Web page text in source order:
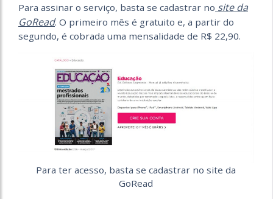
Para assinar o serviço, basta se cadastrar no site da
GoRead. O primeiro mês é gratuito e, a partir do
segundo, é cobrada uma mensalidade de R$ 22,90.
Para ter acesso, basta se cadastrar no site da
GoRead